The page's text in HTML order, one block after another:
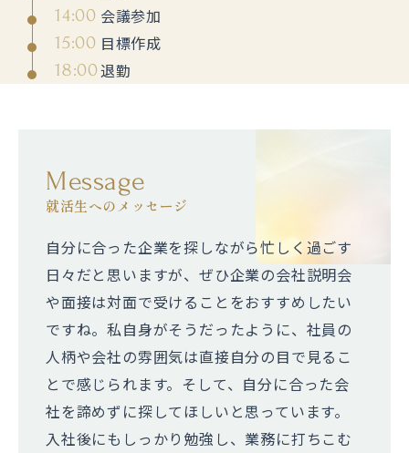
14:00 会議参加
15:00 目標作成
18:00退勤
Message
就活生へのメッセージ
自分に合った企業を探しながら忙しく過ごす
日々だと思いますが、ぜひ企業の会社説明会
や面接は対面で受けることをおすすめしたい
ですね。私自身がそうだったように、社員の
人柄や会社の雰囲気は直接自分の目で見るこ
とで感じられます。そして、自分に合った会
社を諦めずに探してほしいと思っています。
入社後にもしっかり勉強し、業務に打ちこむ